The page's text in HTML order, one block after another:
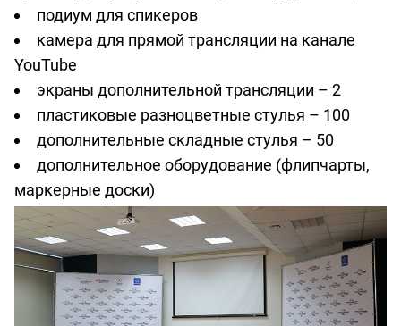
подиум для спикеров
камера для прямой трансляции на канале
YouTube
экраны дополнительной трансляции – 2
пластиковые разноцветные стулья – 100
дополнительные складные стулья – 50
дополнительное оборудование (флипчарты,
маркерные доски)